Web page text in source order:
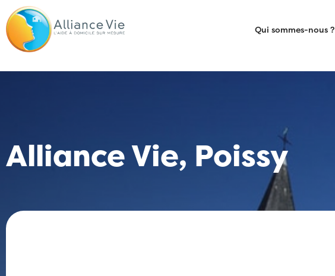
Qui sommes-nous ?
Alliance Vie, Poissy